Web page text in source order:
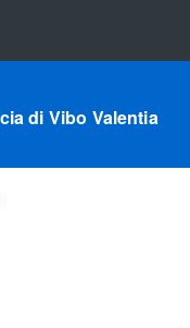
di Vibo Valentia